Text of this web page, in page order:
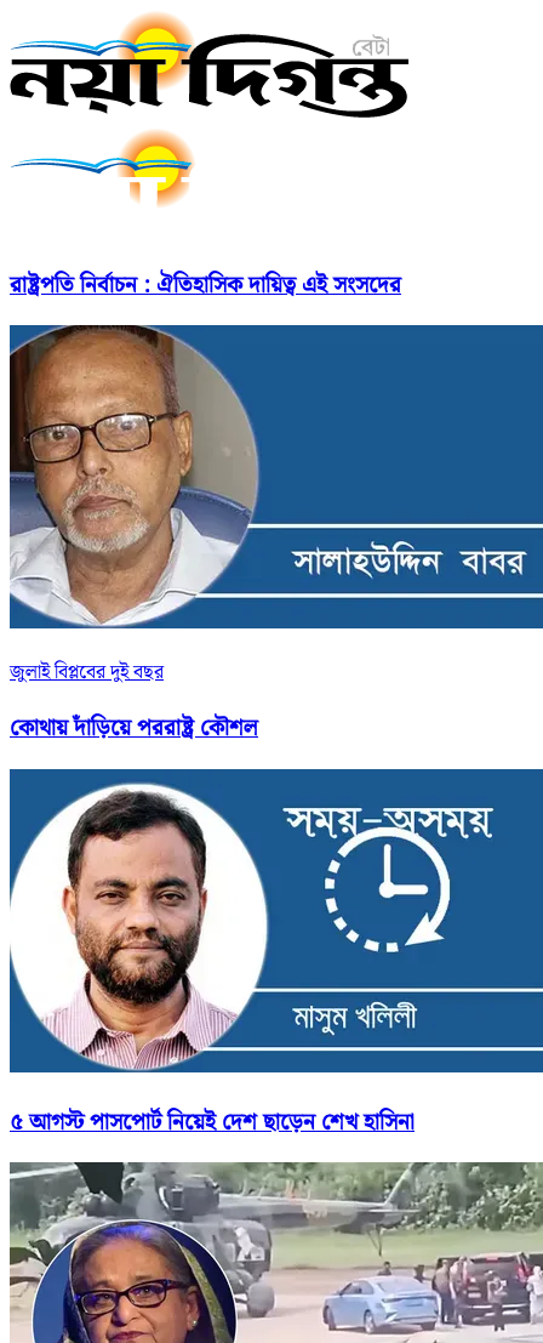
রাষ্ট্রপতি নির্বাচন : ঐতিহাসিক দায়িত্ব এই সংসদের
জুলাই বিপ্লবের দুই বছর
কোথায় দাঁড়িয়ে পররাষ্ট্র কৌশল
৫ আগস্ট পাসপোর্ট নিয়েই দেশ ছাড়েন শেখ হাসিনা